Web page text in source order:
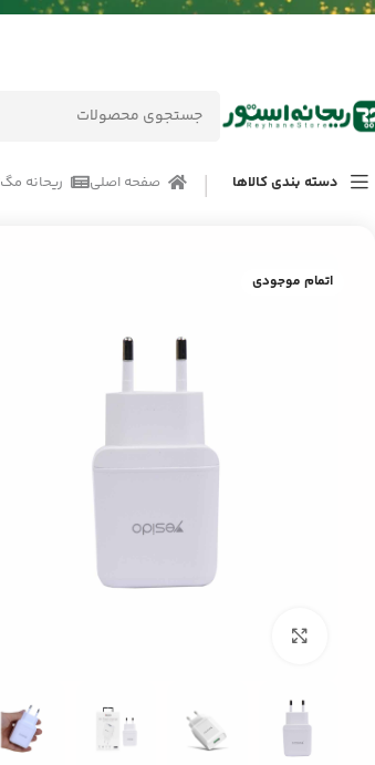
دسته بندی کالاها صفحه اصلی ریحانه مگ
لوازم جانبی موبایل
اتمام موجودی